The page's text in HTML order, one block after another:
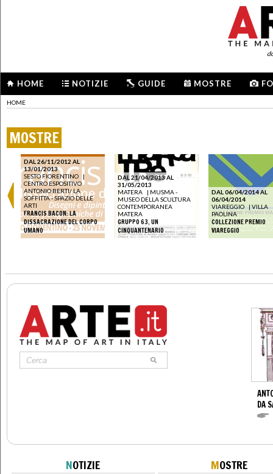
HOME NOTIZIE GUIDE MOSTRE
HOME
MOSTRE
DAL 26/11/2012 AL
13/01/2013
SESTO FIORENTINO
|
CENTRO ESPOSITIVO
ANTONIO BERTI/ LA
SOFFITTA - SPAZIO DELLE
ARTI
FRANCIS BACON: LA
DISSACRAZIONE DEL CORPO
UMANO
DAL 21/04/2013 AL
31/05/2013
MATERA
| MUSMA -
MUSEO DELLA SCULTURA
CONTEMPORANEA
MATERA
GRUPPO 63. UN
CINQUANTENARIO
DAL 06/04/2014 AL
06/04/2014
VIAREGGIO |VILLA
PAOLINA
COLLEZIONE PREMIO
VIAREGGIO
DA
NOTIZIE MOSTRE